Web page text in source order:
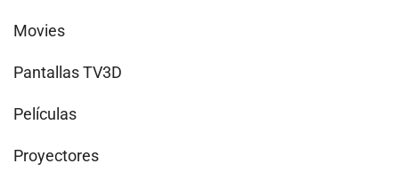
Movies
Pantallas TV3D
Películas
Proyectores